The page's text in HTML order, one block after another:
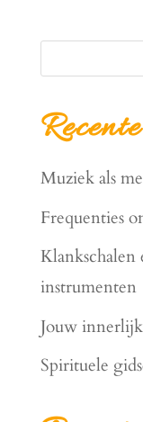
Muziek als
Frequenties
instrumenten
Jouw
Spirituele